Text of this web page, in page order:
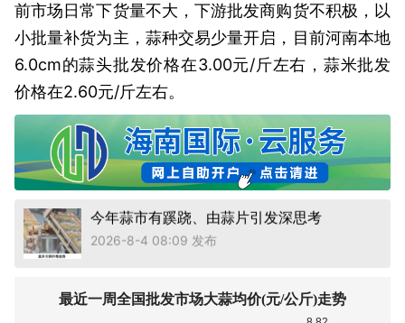
前市场日常下货量不大，下游批发商购货不积极，以
小批量补货为主，蒜种交易少量开启，目前河南本地
6.0cm的蒜头批发价格在3.00元/斤左右，蒜米批发
价格在2.60元/斤左右。
收储倒计时，蒜价往哪走？
2026-8-3 10:20 发布
今年蒜市有蹊跷、由蒜片引发深思考
2026-8-4 08:09 发布
收储倒计时，蒜价往哪走？
2026-8-3 10:20 发布
2026-8-4 08:09 发布